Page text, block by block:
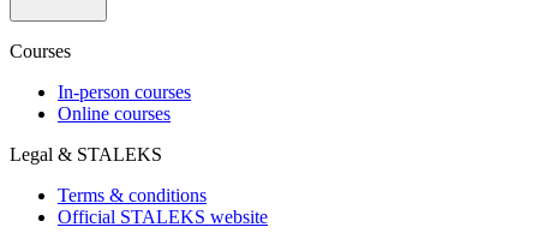
Courses
In-person courses
Online courses
Legal & STALEKS
Terms & conditions
Official STALEKS website